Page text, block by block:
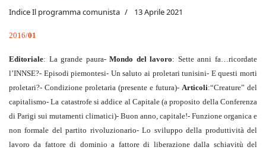
Indice Il programma comunista 13 Aprile 2021
2016/01
Editoriale: La grande paura-Mondo del lavoro: Sette anni fa…ricordate
l’INNSE?- Episodi piemontesi- Un saluto ai proletari tunisini- E questi morti
proletari?- Condizione proletaria (presente e futura)- Articoli:“Creature” del
capitalismo- La catastrofe si addice al Capitale (a proposito della Conferenza
di Parigi sui mutamenti climatici)- Buon anno, capitale!- Funzione organica e
non formale del partito rivoluzionario- Lo sviluppo della produttività del
lavoro da fattore di dominio a fattore di liberazione dalla schiavitù del